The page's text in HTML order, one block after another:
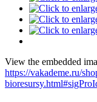
View the embedded
https://vakademe.ru/